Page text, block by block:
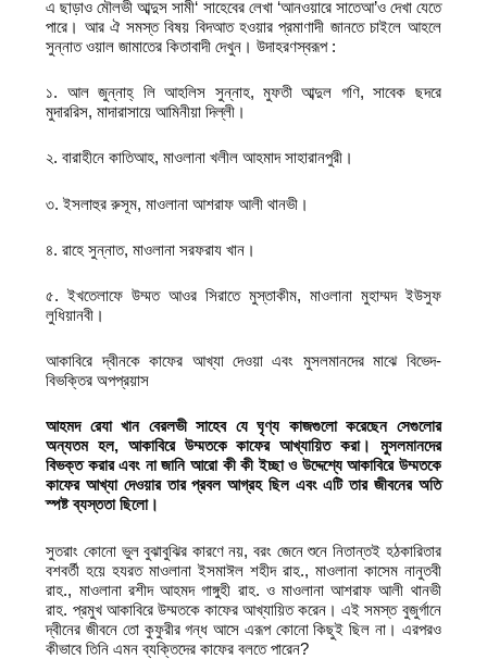
এ ছাড়াও মৌলভী আব্দুস সামী‘ সাহেবের লেখা ‘আনওয়ারে সাতেআ’ও দেখা যেতে
পারে। আর ঐ সমস্ত বিষয় বিদআত হওয়ার প্রমাণাদী জানতে চাইলে আহলে
সুন্নাত ওয়াল জামাতের কিতাবাদী দেখুন। উদাহরণস্বরূপ :
১. আল জুন্নাহ্ লি আহলিস সুন্নাহ, মুফতী আব্দুল গণি, সাবেক ছদরে
মুদাররিস, মাদারাসায়ে আমিনীয়া দিল্লী।
২. বারাহীনে কাতিআহ, মাওলানা খলীল আহমাদ সাহারানপুরী।
৩. ইসলাহুর রুসূম, মাওলানা আশরাফ আলী থানভী।
৪. রাহে সুন্নাত, মাওলানা সরফরায খান।
৫. ইখতেলাফে উম্মত আওর সিরাতে মুস্তাকীম, মাওলানা মুহাম্মদ ইউসুফ
লুধিয়ানবী।
আকাবিরে দ্বীনকে কাফের আখ্যা দেওয়া এবং মুসলমানদের মাঝে বিভেদ-
বিভক্তির অপপ্রয়াস
আহমদ রেযা খান বেরলভী সাহেব যে ঘৃণ্য কাজগুলো করেছেন সেগুলোর
অন্যতম হল, আকাবিরে উম্মতকে কাফের আখ্যায়িত করা। মুসলমানদের
বিভক্ত করার এবং না জানি আরো কী কী ইচ্ছা ও উদ্দেশ্যে আকাবিরে উম্মতকে
কাফের আখ্যা দেওয়ার তার প্রবল আগ্রহ ছিল এবং এটি তার জীবনের অতি
স্পষ্ট ব্যস্ততা ছিলো।
সুতরাং কোনো ভুল বুঝাবুঝির কারণে নয়, বরং জেনে শুনে নিতান্তই হঠকারিতার
বশবর্তী হয়ে হযরত মাওলানা ইসমাঈল শহীদ রাহ., মাওলানা কাসেম নানুতবী
রাহ., মাওলানা রশীদ আহমদ গাঙ্গুহী রাহ. ও মাওলানা আশরাফ আলী থানভী
রাহ. প্রমুখ আকাবিরে উম্মতকে কাফের আখ্যায়িত করেন। এই সমস্ত বুজুর্গানে
দ্বীনের জীবনে তো কুফুরীর গন্ধ আসে এরূপ কোনো কিছুই ছিল না। এরপরও
কীভাবে তিনি এমন ব্যক্তিদের কাফের বলতে পারেন?